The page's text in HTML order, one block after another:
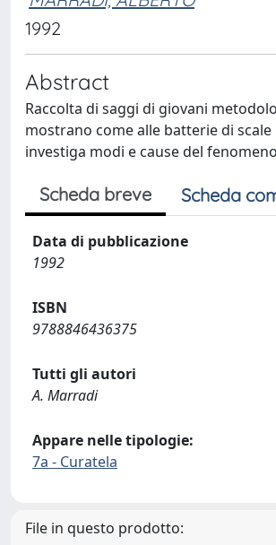
1992
Abstract
Raccolta di saggi di giovani
mostrano come alle batterie di
investiga modi e cause del
Scheda breve Scheda
Data di pubblicazione
1992
ISBN
9788846436375
Tutti gli autori
A. Marradi
Appare nelle tipologie:
7a - Curatela
File in questo prodotto: